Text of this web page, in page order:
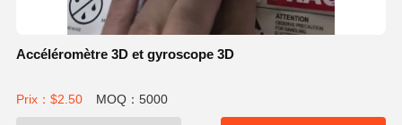
Accéléromètre 3D et gyroscope 3D
Prix：$2.50 MOQ：5000